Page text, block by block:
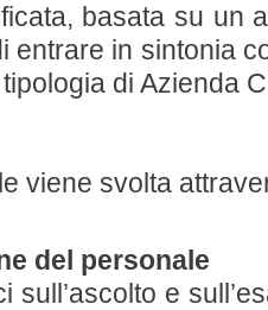
basata su un
entrare in sintonia
di Azienda
viene svolta
del personale
sull’ascolto e